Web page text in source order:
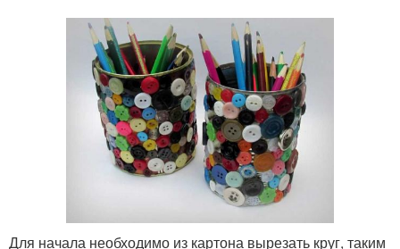
Для начала необходимо из картона вырезать круг, таким